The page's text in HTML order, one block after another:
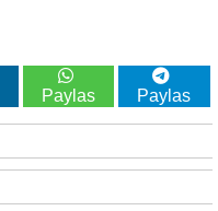
Paylas Paylas